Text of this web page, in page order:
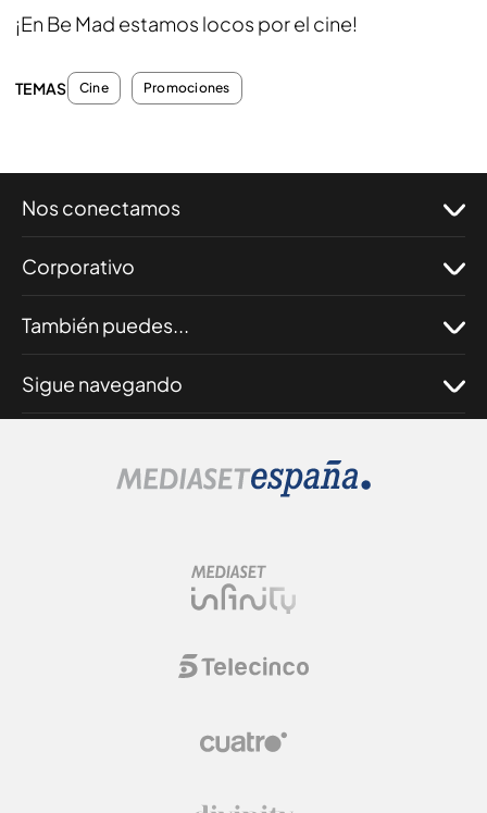
¡En Be Mad estamos locos por el cine!
TEMAS Cine Promociones
Nos conectamos
Corporativo
También puedes...
Sigue navegando